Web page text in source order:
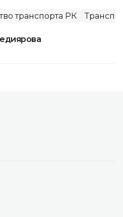
транспорта РК